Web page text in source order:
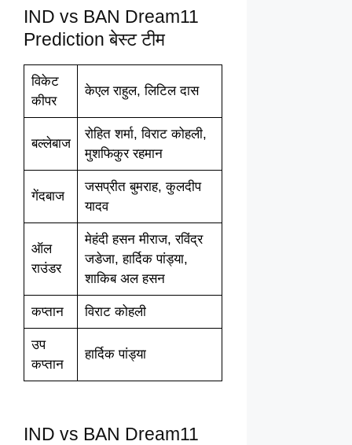
IND vs BAN Dream11
Prediction बेस्ट टीम
विकेट
कीपर
केएल राहुल, लिटिल दास
बल्लेबाज
रोहित शर्मा, विराट कोहली,
मुशफिकुर रहमान
गेंदबाज
जसप्रीत बुमराह, कुलदीप
यादव
ऑल
राउंडर
मेहंदी हसन मीराज, रविंद्र
जडेजा, हार्दिक पांड्या,
शाकिब अल हसन
कप्तान विराट कोहली
उप
कप्तान
हार्दिक पांड्या
IND vs BAN Dream11